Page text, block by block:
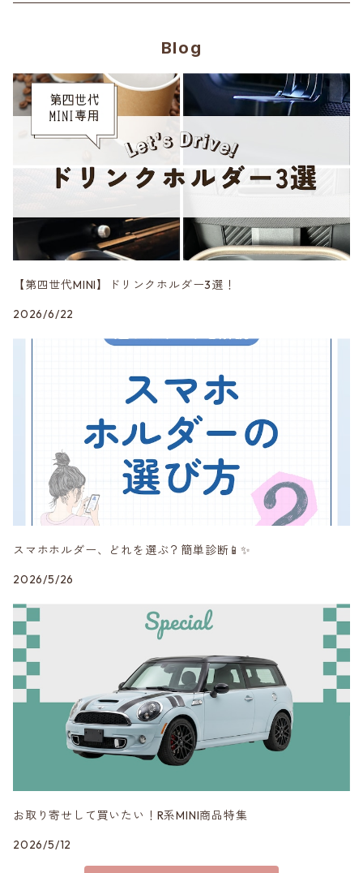
CABANA
CRAFTPLUS
フロアマット
ブラックアウト
カーボン
Amistad leather
CABANA
CRAFTPLUS
CRAVEN SPEED
DuelL AG
Peak Design
RAYS
Studie AG
3DDesign
第二世代 R55~61
第三世代 F54/55/56/57/60
第四世代 F65/66/67・J01/05・U25
Blog
【第四世代MINI】ドリンクホルダー3選！
2026/6/22
スマホホルダー、どれを選ぶ？簡単診断📱✨
2026/5/26
お取り寄せして買いたい！R系MINI商品特集
2026/5/12